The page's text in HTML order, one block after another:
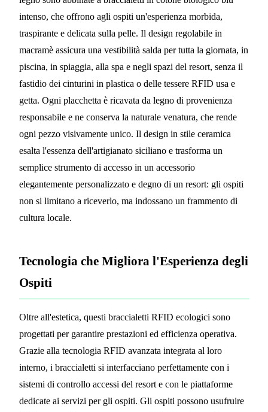
intenso, che offrono agli ospiti un'esperienza morbida,
traspirante e delicata sulla pelle. Il design regolabile in
macramè assicura una vestibilità salda per tutta la giornata, in
piscina, in spiaggia, alla spa e negli spazi del resort, senza il
fastidio dei cinturini in plastica o delle tessere RFID usa e
getta. Ogni placchetta è ricavata da legno di provenienza
responsabile e ne conserva la naturale venatura, che rende
ogni pezzo visivamente unico. Il design in stile ceramica
esalta l'essenza dell'artigianato siciliano e trasforma un
semplice strumento di accesso in un accessorio
elegantemente personalizzato e degno di un resort: gli ospiti
non si limitano a riceverlo, ma indossano un frammento di
cultura locale.
Tecnologia che Migliora l'Esperienza degli
Ospiti
Oltre all'estetica, questi braccialetti RFID ecologici sono
progettati per garantire prestazioni ed efficienza operativa.
Grazie alla tecnologia RFID avanzata integrata al loro
interno, i braccialetti si interfacciano perfettamente con i
sistemi di controllo accessi del resort e con le piattaforme
dedicate ai servizi per gli ospiti. Gli ospiti possono usufruire